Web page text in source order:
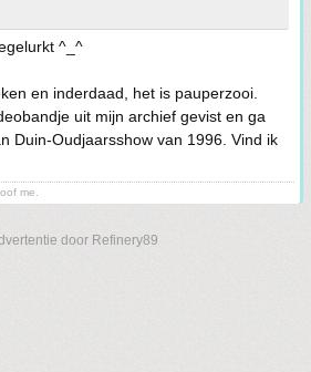
^_^
en inderdaad, het is pauperzooi.
uit mijn archief gevist en ga
Duin-Oudjaarsshow van 1996. Vind ik
me.
door Refinery89